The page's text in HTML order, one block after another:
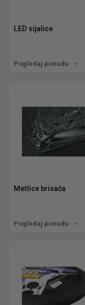
LED sijalice
Pogledaj ponudu
Metlice brisača
Pogledaj ponudu